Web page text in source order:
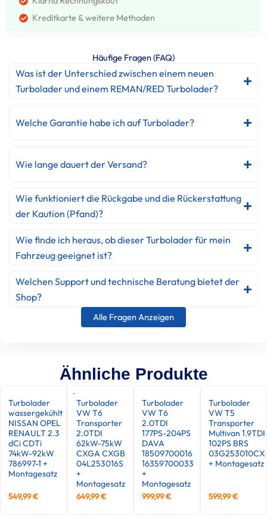
Kreditkarte & weitere Methoden
Häufige Fragen (FAQ)
Was ist der Unterschied zwischen einem neuen
Turbolader und einem REMAN/RED Turbolader?
Welche Garantie habe ich auf Turbolader?
Wie lange dauert der Versand?
Wie funktioniert die Rückgabe und die Rückerstattung
der Kaution (Pfand)?
Wie finde ich heraus, ob dieser Turbolader für mein
Fahrzeug geeignet ist?
Welchen Support und technische Beratung bietet der
Shop?
Alle Fragen Anzeigen
Ähnliche Produkte
Turbolader
wassergekühlt
NISSAN OPEL
RENAULT 2.3
dCi CDTi
74kW-92kW
786997-1 +
Montagesatz
549,99€
Turbolader
VW T6
Transporter
2.0TDI
62kW-75kW
CXGA CXGB
04L253016S
+
Montagesatz
649,99€
Turbolader
VW T6
2.0TDI
177PS-204PS
DAVA
18509700016
16359700033
+
Montagesatz
999,99€
Turbolader
VW T5
Transporter
Multivan 1.9TDI
102PS BRS
03G253010CX
+ Montagesatz
599,99€